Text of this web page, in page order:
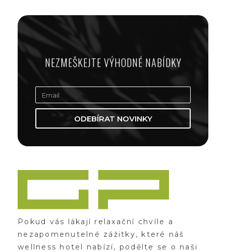
NEZMEŠKEJTE VÝHODNÉ NABÍDKY
ODEBÍRAT NOVINKY
Zážitky Green Paradise
Pokud vás lákají relaxační chvíle a
nezapomenutelné zážitky, které náš
wellness hotel nabízí, podělte se o naši